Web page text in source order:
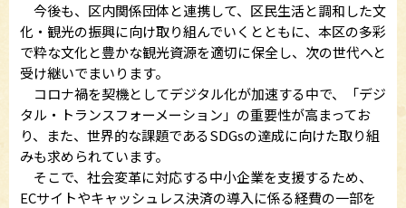
今後も、区内関係団体と連携して、区民生活と調和した文
化・観光の振興に向け取り組んでいくとともに、本区の多彩
で粋な文化と豊かな観光資源を適切に保全し、次の世代へと
受け継いでまいります。
コロナ禍を契機としてデジタル化が加速する中で、「デジ
タル・トランスフォーメーション」の重要性が高まってお
り、また、世界的な課題であるSDGsの達成に向けた取り組
みも求められています。
そこで、社会変革に対応する中小企業を支援するため、
ECサイトやキャッシュレス決済の導入に係る経費の一部を